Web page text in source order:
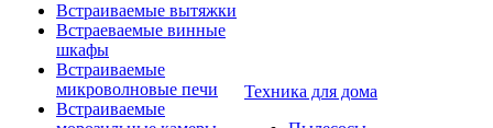
Встраиваемые вытяжки
Встраеваемые винные
шкафы
Встраиваемые
микроволновые печи
Встраиваемые
Техника для дома